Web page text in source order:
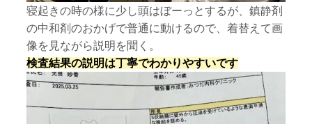
寝起きの時の様に少し頭はぼーっとするが、鎮静剤
の中和剤のおかげで普通に動けるので、着替えて画
像を見ながら説明を聞く。
検査結果の説明は丁寧でわかりやすいです